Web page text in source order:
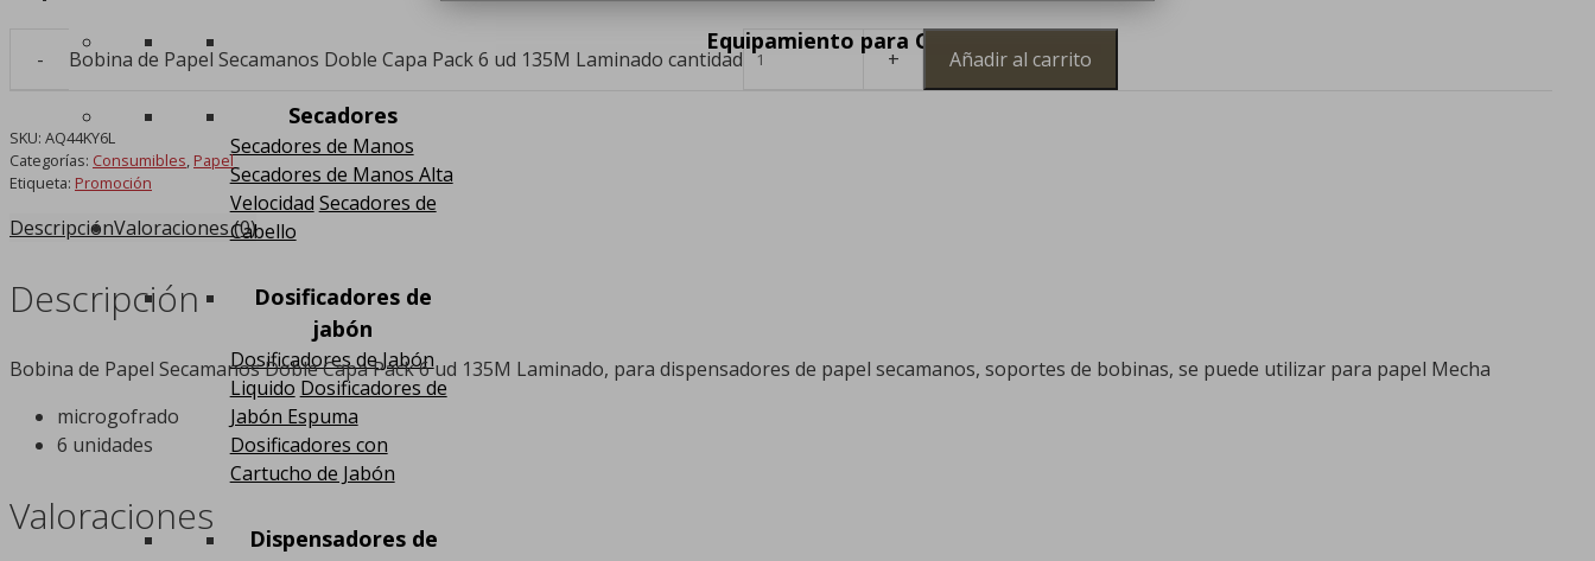
Equipamiento para Colectividades
Secadores
Secadores de Manos
Secadores de Manos Alta
Velocidad Secadores de
Cabello
Dosificadores de
jabón
Dosificadores de Jabón
Liquido Dosificadores de
Jabón Espuma
Dosificadores con
Cartucho de Jabón
Dispensadores de
Bobina de Papel Secamanos Doble Capa Pack 6 ud 135M Laminado cantidad Añadir al carrito
SKU: AQ44KY6L
Categorías: Consumibles, Papel
Etiqueta: Promoción
DescripciónValoraciones (0)
Descripción
Bobina de Papel Secamanos Doble Capa Pack 6 ud 135M Laminado, para dispensadores de papel secamanos, soportes de bobinas, se puede utilizar para papel Mecha
microgofrado
6 unidades
Valoraciones